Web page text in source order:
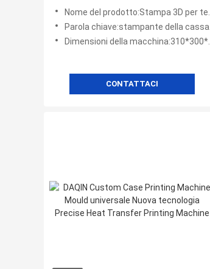
personalizzate con stampo
universale
Nome del prodotto:Stampa 3D per telecabine a sublimazione
Parola chiave:stampante della cassa del telefono
Dimensioni della macchina:310*300*150MM
CONTATTACI